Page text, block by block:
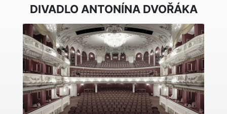
DIVADLO ANTONÍNA DVOŘÁKA